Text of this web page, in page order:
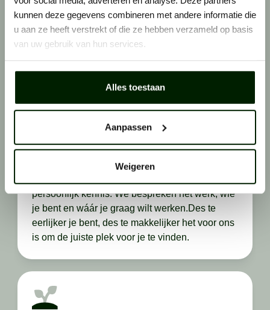
kunnen deze gegevens combineren met andere informatie die
u aan ze heeft verstrekt of die ze hebben verzameld op basis
van uw gebruik van hun services.
Alles toestaan
Aanpassen
Weigeren
Stap 1: solliciteren
Zie je een vacature die perfect bij je past? Laat
er dan geen gras over groeien en solliciteer
Stap 2: telefonisch contact
persoonlijk kennis. We bespreken het werk, wie
je bent en wáár je graag wilt werken.Des te
eerlijker je bent, des te makkelijker het voor ons
is om de juiste plek voor je te vinden.